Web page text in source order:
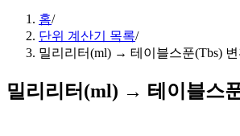
홈/
단위 계산기 목록/
밀리리터(ml) → 테이블스푼(Tbs)
밀리리터(ml) → 테이블스